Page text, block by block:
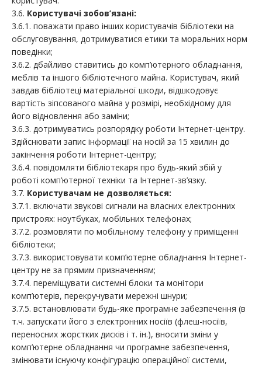
3.6. Користувачі зобов’язані:
3.6.1. поважати право інших користувачів бібліотеки на
обслуговування, дотримуватися етики та моральних норм
поведінки;
3.6.2. дбайливо ставитись до комп’ютерного обладнання,
меблів та іншого бібліотечного майна. Користувач, який
завдав бібліотеці матеріальної шкоди, відшкодовує
вартість зіпсованого майна у розмірі, необхідному для
його відновлення або заміни;
3.6.3. дотримуватись розпорядку роботи Інтернет-центру.
Здійснювати запис інформації на носій за 15 хвилин до
закінчення роботи Інтернет-центру;
3.6.4. повідомляти бібліотекаря про будь-який збій у
роботі комп’ютерної техніки та Інтернет-зв’язку.
3.7. Користувачам не дозволяється:
3.7.1. включати звукові сигнали на власних електронних
пристроях: ноутбуках, мобільних телефонах;
3.7.2. розмовляти по мобільному телефону у приміщенні
бібліотеки;
3.7.3. використовувати комп’ютерне обладнання Інтернет-
центру не за прямим призначенням;
3.7.4. переміщувати системні блоки та монітори
комп’ютерів, перекручувати мережні шнури;
3.7.5. встановлювати будь-яке програмне забезпечення (в
т.ч. запускати його з електронних носіїв (флеш-носіїв,
переносних жорстких дисків і т. ін.), вносити зміни у
комп’ютерне обладнання чи програмне забезпечення,
змінювати існуючу конфігурацію операційної системи,